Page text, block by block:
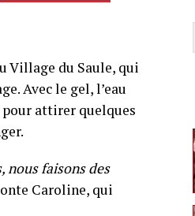
Village du Saule, qui
Avec le gel, l’eau
pour attirer quelques
nous faisons des
Caroline, qui